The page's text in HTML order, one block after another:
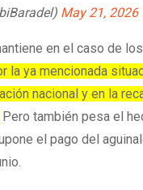
May 21, 2026
en el caso de
la ya mencionada
nacional y en la
Pero también pesa el
el pago del